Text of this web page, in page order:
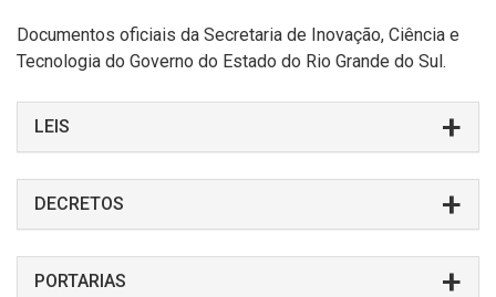
Documentos oficiais da Secretaria de Inovação, Ciência e
Tecnologia do Governo do Estado do Rio Grande do Sul.
LEIS
DECRETOS
PORTARIAS